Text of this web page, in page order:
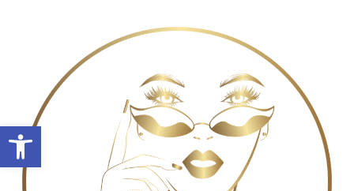
Abrir barra de herramientas